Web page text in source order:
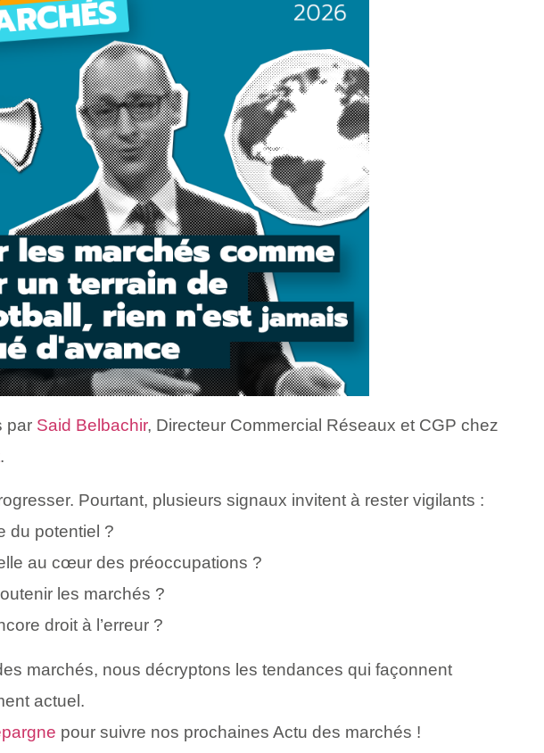
par Said Belbachir, Directeur Commercial Réseaux et CGP chez
.
Pourtant, plusieurs signaux invitent à rester vigilants :
du potentiel ?
au cœur des préoccupations ?
les marchés ?
droit à l’erreur ?
marchés, nous décryptons les tendances qui façonnent
actuel.
pour suivre nos prochaines Actu des marchés !